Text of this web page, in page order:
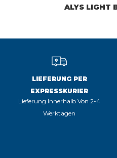
ALYS LIGHT
LIEFERUNG PER
EXPRESSKURIER
Lieferung Innerhalb Von 2-4
Werktagen